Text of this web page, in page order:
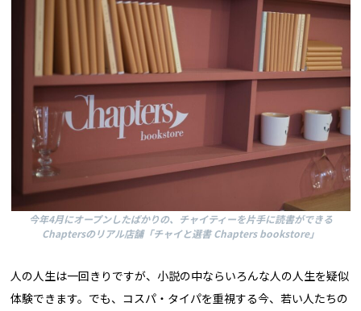
今年4月にオープンしたばかりの、チャイティーを片手に読書ができる
Chaptersのリアル店舗「チャイと選書 Chapters bookstore」
人の人生は一回きりですが、小説の中ならいろんな人の人生を疑似
体験できます。でも、コスパ・タイパを重視する今、若い人たちの